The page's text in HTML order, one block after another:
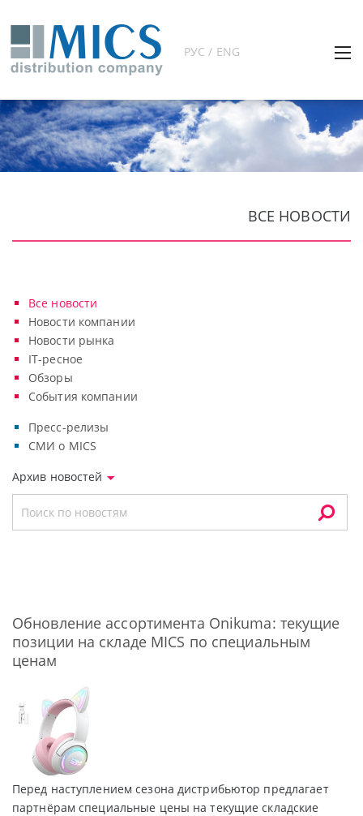
РУС / ENG
ВСЕ НОВОСТИ
Все новости
Новости компании
Новости рынка
IT-ресное
Обзоры
События компании
Пресс-релизы
СМИ о MICS
Архив новостей
Обновление ассортимента Onikuma: текущие
позиции на складе MICS по специальным
ценам
Перед наступлением сезона дистрибьютор предлагает
партнёрам специальные цены на текущие складские